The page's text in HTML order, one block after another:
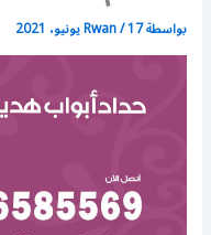
بواسطة Rwan/17 يونيو، 2021